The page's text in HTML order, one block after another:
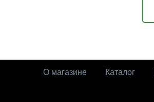
О магазине Каталог